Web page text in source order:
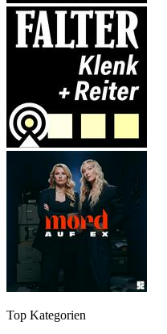
Top Kategorien